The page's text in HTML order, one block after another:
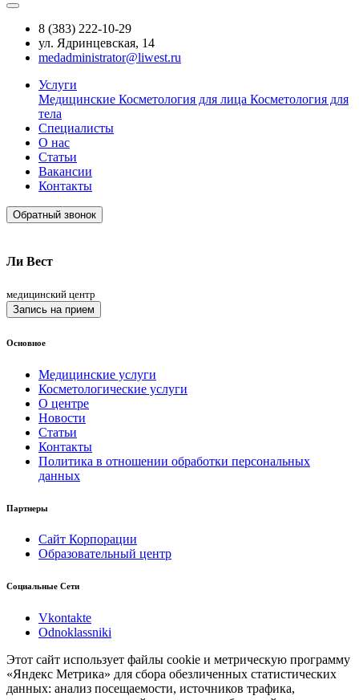
8 (383) 222-10-29
ул. Ядринцевская, 14
medadministrator@liwest.ru
Услуги
Медицинские Косметология для лица Косметология для
тела
Специалисты
О нас
Статьи
Вакансии
Контакты
Обратный звонок
Ли Вест
медицинский центр
Запись на прием
Основное
Медицинские услуги
Косметологические услуги
О центре
Новости
Статьи
Контакты
Политика в отношении обработки персональных
данных
Партнеры
Сайт Корпорации
Образовательный центр
Социальные Сети
Vkontakte
Odnoklassniki
Этот сайт использует файлы cookie и метрическую программу
«Яндекс Метрика» для сбора обезличенных статистических
данных: анализ посещаемости, источников трафика,